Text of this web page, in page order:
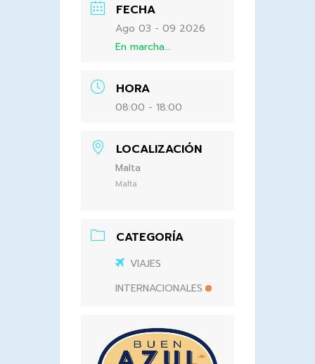
FECHA
Ago 03 - 09 2026
En marcha...
HORA
08:00 - 18:00
LOCALIZACIÓN
Malta
Malta
CATEGORÍA
VIAJES
INTERNACIONALES